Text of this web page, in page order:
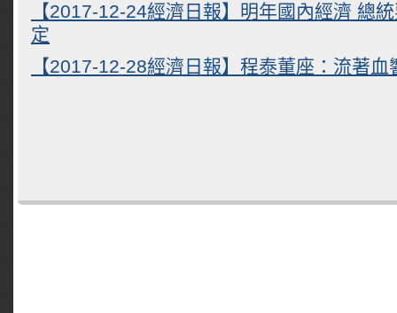
【2017-12-24經濟日報】明年國內經濟 總
定
【2017-12-28經濟日報】程泰董座：流著血